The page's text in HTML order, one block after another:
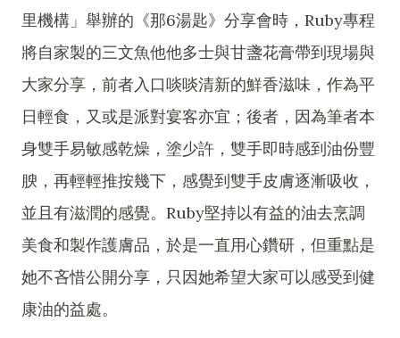
里機構」舉辦的《那6湯匙》分享會時，Ruby專程
將自家製的三文魚他他多士與甘盞花膏帶到現場與
大家分享，前者入口啖啖清新的鮮香滋味，作為平
日輕食，又或是派對宴客亦宜；後者，因為筆者本
身雙手易敏感乾燥，塗少許，雙手即時感到油份豐
腴，再輕輕推按幾下，感覺到雙手皮膚逐漸吸收，
並且有滋潤的感覺。Ruby堅持以有益的油去烹調
美食和製作護膚品，於是一直用心鑽研，但重點是
她不吝惜公開分享，只因她希望大家可以感受到健
康油的益處。